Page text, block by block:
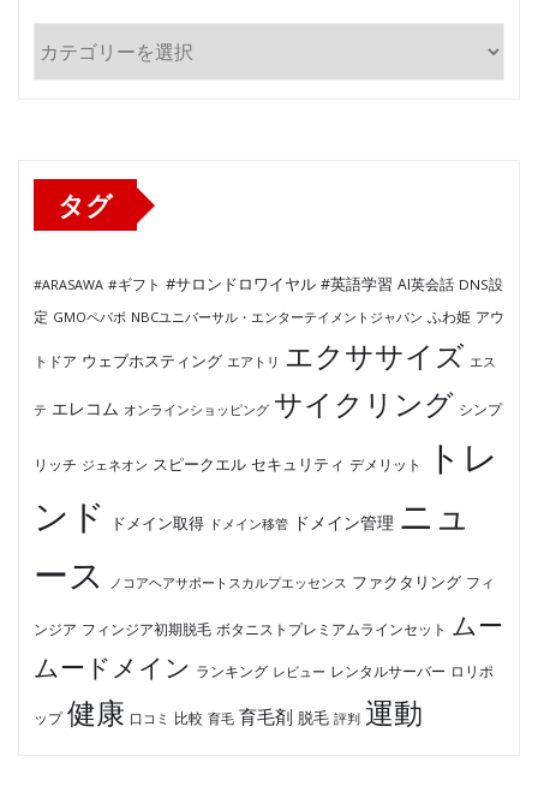
テ
タグ
#ARASAWA #ギフト #サロンドロワイヤル #英語学習 AI英会話 DNS設
定 GMOペパボ NBCユニバーサル・エンターテイメントジャパン ふわ姫 アウ
トドア ウェブホスティング エアトリ エクササイズ エス
テ エレコム オンラインショッピング サイクリング シンプ
リッチ ジェネオン スピークエル セキュリティ デメリット
トレ
ンド
ドメイン取得 ドメイン移管 ドメイン管理 ニュ
ース
ノコアヘアサポートスカルプエッセンス ファクタリング フィ
ンジア フィンジア初期脱毛 ボタニストプレミアムラインセット ムー
ムードメイン ランキング レビュー レンタルサーバー ロリポ
ップ 健康 口コミ 比較 育毛 育毛剤 脱毛 評判 運動